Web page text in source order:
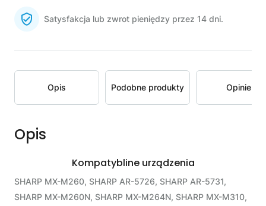
Satysfakcja lub zwrot pieniędzy przez 14 dni.
Opis Podobne produkty Opinie
Opis
Kompatybline urządzenia
SHARP MX-M260, SHARP AR-5726, SHARP AR-5731,
SHARP MX-M260N, SHARP MX-M264N, SHARP MX-M310,